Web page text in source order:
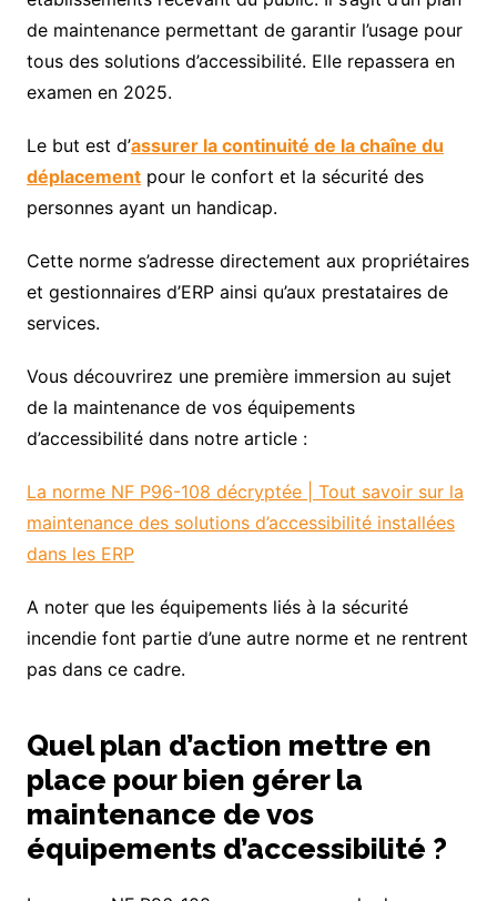
de maintenance permettant de garantir l’usage pour
tous des solutions d’accessibilité. Elle repassera en
examen en 2025.
Le but est d’assurer la continuité de la chaîne du
déplacementpour le confort et la sécurité des
personnes ayant un handicap.
Cette norme s’adresse directement aux propriétaires
et gestionnaires d’ERP ainsi qu’aux prestataires de
services.
Vous découvrirez une première immersion au sujet
de la maintenance de vos équipements
d’accessibilité dans notre article :
La norme NF P96-108 décryptée | Tout savoir sur la
maintenance des solutions d’accessibilité installées
dans les ERP
A noter que les équipements liés à la sécurité
incendie font partie d’une autre norme et ne rentrent
pas dans ce cadre.
Quel plan d’action mettre en
place pour bien gérer la
maintenance de vos
équipements d’accessibilité ?